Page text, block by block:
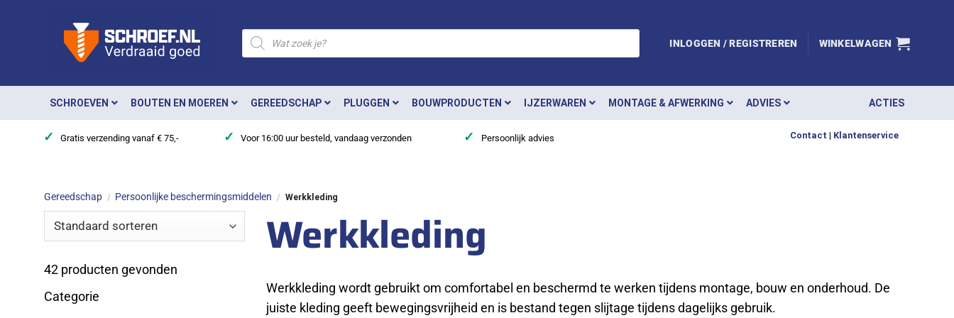
Producten
zoeken
INLOGGEN / REGISTREREN WINKELWAGEN
SCHROEVEN BOUTEN EN MOEREN GEREEDSCHAP PLUGGEN BOUWPRODUCTEN IJZERWAREN MONTAGE & AFWERKING ADVIES ACTIES
✓ Gratis verzending vanaf € 75,- ✓ Voor 16:00 uur besteld, vandaag verzonden ✓ Persoonlijk advies Contact | Klantenservice
Gereedschap / Persoonlijke beschermingsmiddelen / Werkkleding
42 producten gevonden
Categorie
Werkkleding
Werkkleding wordt gebruikt om comfortabel en beschermd te werken tijdens montage, bouw en onderhoud. De
juiste kleding geeft bewegingsvrijheid en is bestand tegen slijtage tijdens dagelijks gebruik.